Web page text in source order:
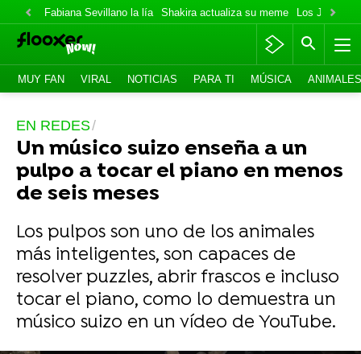
Fabiana Sevillano la lía Shakira actualiza su meme Los Jonas
MUY FAN VIRAL NOTICIAS PARA TI MÚSICA ANIMALES
EN REDES
Un músico suizo enseña a un
pulpo a tocar el piano en menos
de seis meses
Los pulpos son uno de los animales
más inteligentes, son capaces de
resolver puzzles, abrir frascos e incluso
tocar el piano, como lo demuestra un
músico suizo en un vídeo de YouTube.